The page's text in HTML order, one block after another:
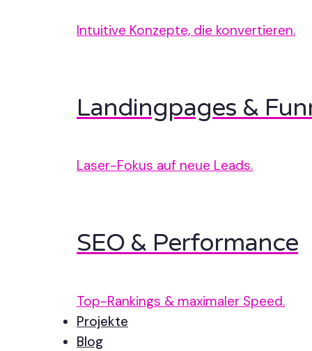
Intuitive Konzepte, die konvertieren.
Landingpages &
Laser-Fokus auf neue Leads.
SEO & Performance
Top-Rankings & maximaler Speed.
Projekte
Blog